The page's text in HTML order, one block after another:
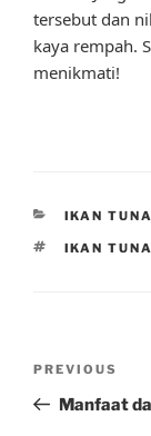
tersebut dan
kaya rempah.
menikmati!
IKAN TUNA
TAGS
IKAN
Previous
Post
PREVIOUS
Manfaat